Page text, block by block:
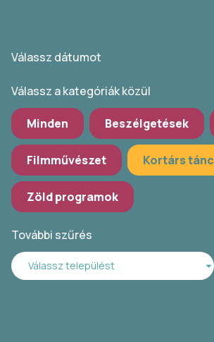
Válassz dátumot
Válassz a kategóriák közül
Minden Beszélgetések
Filmművészet Kortárs tánc
Zöld programok
További szűrés
Válassz települést